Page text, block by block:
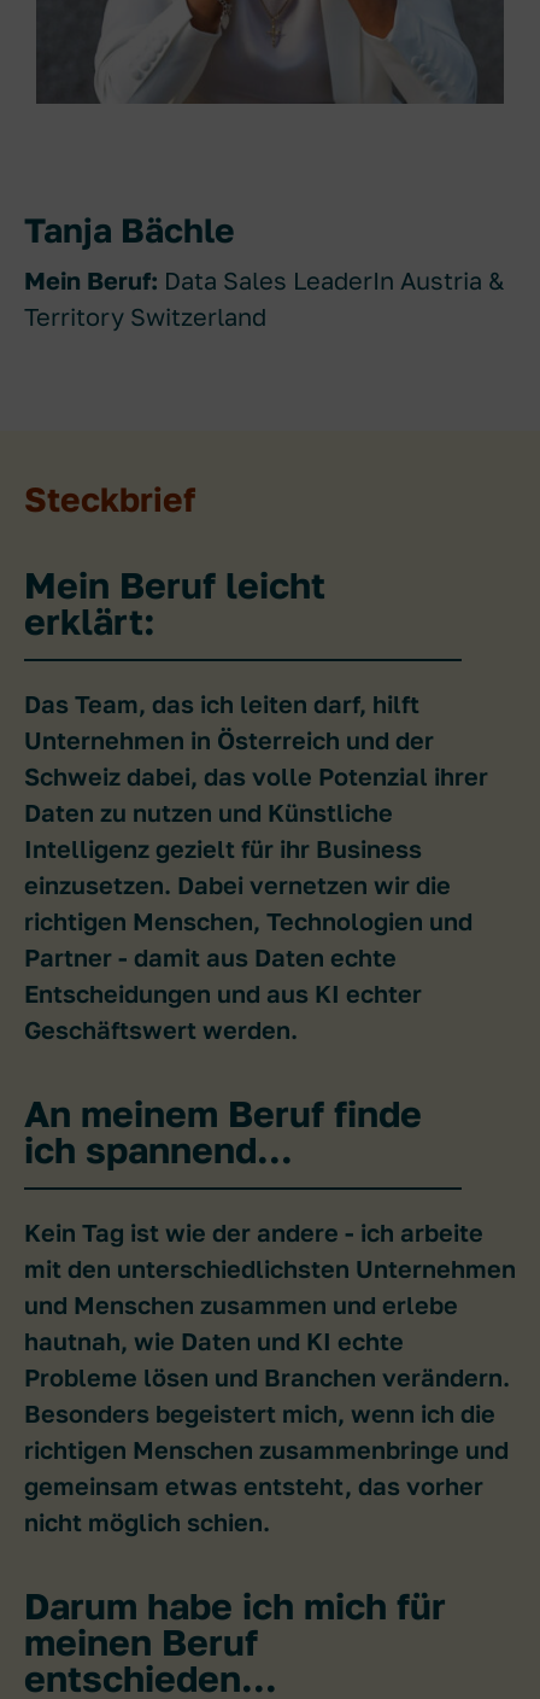
Tanja Bächle
Mein Beruf: Data Sales LeaderIn Austria &
Territory Switzerland
Steckbrief
Mein Beruf leicht
erklärt:
Das Team, das ich leiten darf, hilft
Unternehmen in Österreich und der
Schweiz dabei, das volle Potenzial ihrer
Daten zu nutzen und Künstliche
Intelligenz gezielt für ihr Business
einzusetzen. Dabei vernetzen wir die
richtigen Menschen, Technologien und
Partner - damit aus Daten echte
Entscheidungen und aus KI echter
Geschäftswert werden.
An meinem Beruf finde
ich spannend...
Kein Tag ist wie der andere - ich arbeite
mit den unterschiedlichsten Unternehmen
und Menschen zusammen und erlebe
hautnah, wie Daten und KI echte
Probleme lösen und Branchen verändern.
Besonders begeistert mich, wenn ich die
richtigen Menschen zusammenbringe und
gemeinsam etwas entsteht, das vorher
nicht möglich schien.
Darum habe ich mich für
meinen Beruf
entschieden...